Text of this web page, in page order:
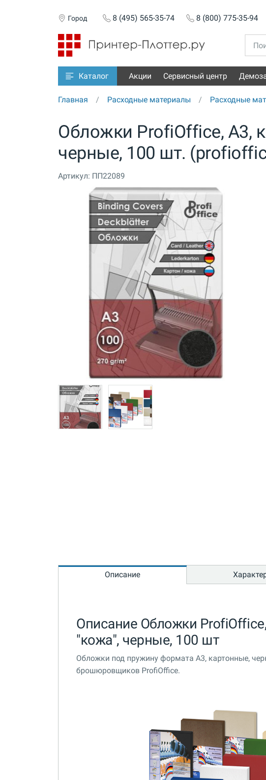
Город 8 (495) 565-35-74 8 (800) 775-35-94
Каталог Акции Сервисный центр
Главная Расходные материалы Расходные
Обложки ProfiOffice, A3,
черные, 100 шт.
Артикул: ПП22089
Описание
Описание Обложки
"кожа", черные, 100 шт
Обложки под пружину формата A3, картонные,
брошюровщиков ProfiOffice.